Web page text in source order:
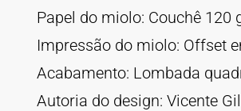
Papel do miolo: Couchê 120
Impressão do miolo: Offset
Acabamento: Lombada
Autoria do design: Vicente Gil